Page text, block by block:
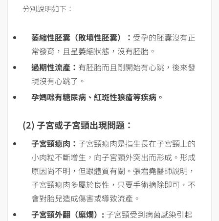
分別說明如下：
萎縮性胚囊（敗壞性胚囊）： 受孕的胚囊沒有正
常發育，且呈萎縮狀態，沒有胚胎。
過期性流產： 有胚胎而且剛開始有心跳，後來發
現沒有心跳了。
孕媽咪有糖尿病、紅斑性狼瘡等疾病。
(2) 子宮或子宮頸出現問題：
子宮頸瘜肉： 子宮頸瘜肉是指生長在子宮頸上的
小肉粒不斷增生，向子宮頸外突出而形成。形成
原因尚不明，但跟體質有關。張君堯醫師說明，
子宮頸瘜肉多屬於良性，只要手術摘除即可，不
會對胎兒造成傷害或導致流產。
子宮頸外翻（糜爛）: 子宮頸受到病菌感染引起